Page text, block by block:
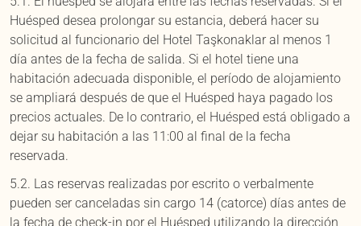
Huésped desea prolongar su estancia, deberá hacer su
solicitud al funcionario del Hotel Taşkonaklar al menos 1
día antes de la fecha de salida. Si el hotel tiene una
habitación adecuada disponible, el período de alojamiento
se ampliará después de que el Huésped haya pagado los
precios actuales. De lo contrario, el Huésped está obligado a
dejar su habitación a las 11:00 al final de la fecha
reservada.
5.2. Las reservas realizadas por escrito o verbalmente
pueden ser canceladas sin cargo 14 (catorce) días antes de
la fecha de check-in por el Huésped utilizando la dirección